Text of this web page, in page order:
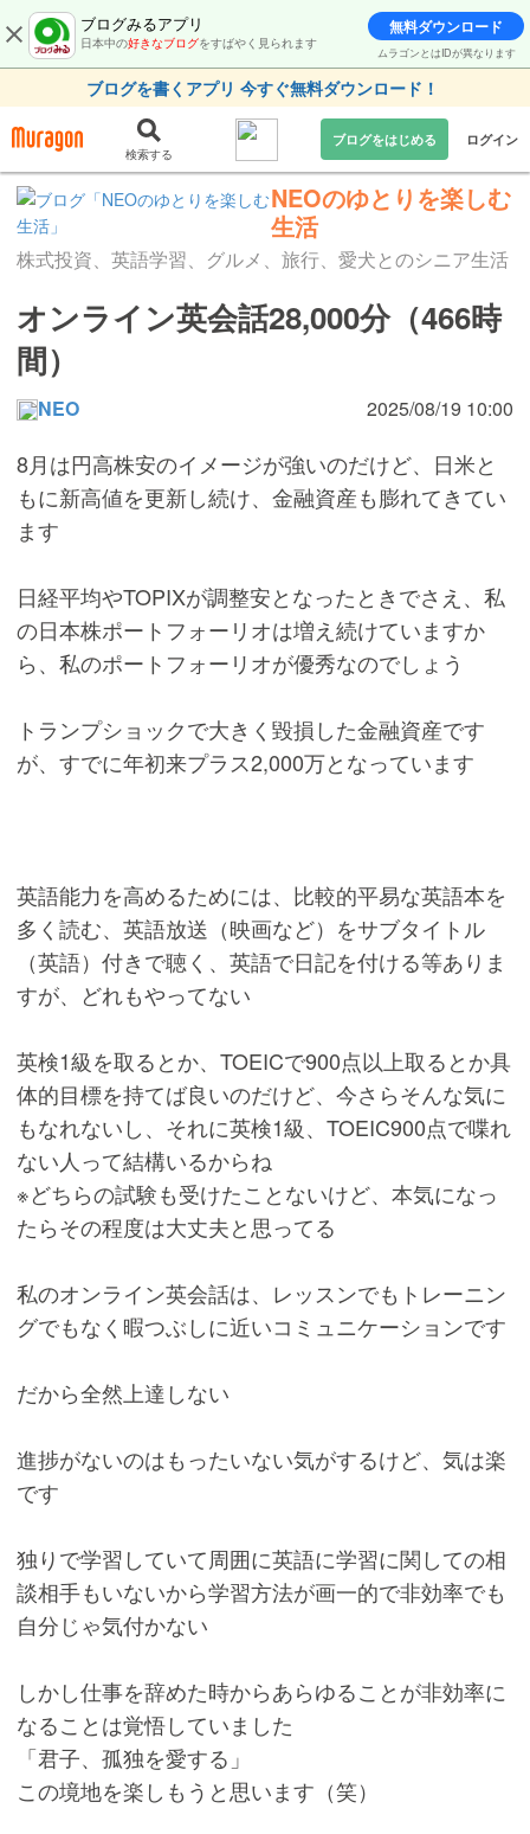
ブログみるアプリ
日本中の好きなブログをすばやく見られます
無料ダウンロード
ムラゴンとはIDが異なります
ブログを書くアプリ 今すぐ無料ダウンロード！
検索する
ブログをはじめる ログイン
NEOのゆとりを楽しむ
生活
株式投資、英語学習、グルメ、旅行、愛犬とのシニア生活
オンライン英会話28,000分（466時
間）
NEO 2025/08/19 10:00
8月は円高株安のイメージが強いのだけど、日米と
もに新高値を更新し続け、金融資産も膨れてきてい
ます
日経平均やTOPIXが調整安となったときでさえ、私
の日本株ポートフォーリオは増え続けていますか
ら、私のポートフォーリオが優秀なのでしょう
トランプショックで大きく毀損した金融資産です
が、すでに年初来プラス2,000万となっています
英語能力を高めるためには、比較的平易な英語本を
多く読む、英語放送（映画など）をサブタイトル
（英語）付きで聴く、英語で日記を付ける等ありま
すが、どれもやってない
英検1級を取るとか、TOEICで900点以上取るとか具
体的目標を持てば良いのだけど、今さらそんな気に
もなれないし、それに英検1級、TOEIC900点で喋れ
ない人って結構いるからね
※どちらの試験も受けたことないけど、本気になっ
たらその程度は大丈夫と思ってる
私のオンライン英会話は、レッスンでもトレーニン
グでもなく暇つぶしに近いコミュニケーションです
だから全然上達しない
進捗がないのはもったいない気がするけど、気は楽
です
独りで学習していて周囲に英語に学習に関しての相
談相手もいないから学習方法が画一的で非効率でも
自分じゃ気付かない
しかし仕事を辞めた時からあらゆることが非効率に
なることは覚悟していました
「君子、孤独を愛する」
この境地を楽しもうと思います（笑）